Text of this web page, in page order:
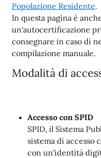
Popolazione Residente.
In questa pagina è
un'autocertificazione
consegnare in caso di
compilazione manuale.
Modalità di
Accesso con SPID
SPID, il Sistema
sistema di accesso
con un'identità